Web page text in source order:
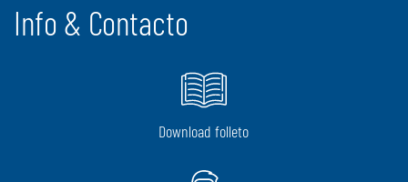
Info & Contacto
Download folleto